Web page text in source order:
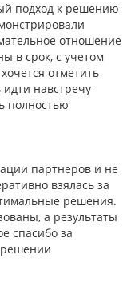
подход к решению
отношение
в срок, с учетом
отметить
навстречу
полностью
партнеров и не
взялась за
решения.
а результаты
спасибо за
решении